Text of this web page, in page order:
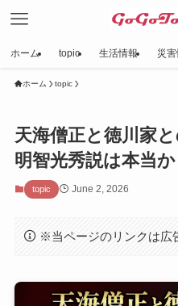
ホーム topic 生活情報 災
ホーム topic
天海僧正と徳川家
明智光秀説は本当か
topic June 2, 2026
※当ページのリンクは広